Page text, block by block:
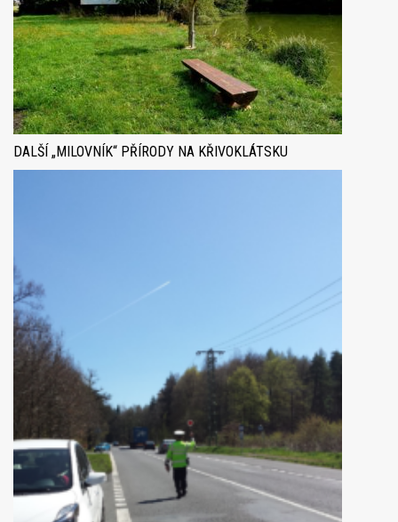
DALŠÍ „MILOVNÍK“ PŘÍRODY NA KŘIVOKLÁTSKU